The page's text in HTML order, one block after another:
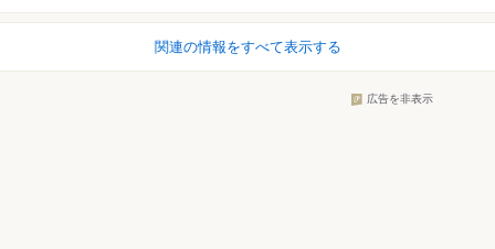
関連の情報をすべて表示する
広告を非表示